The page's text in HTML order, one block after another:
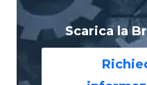
Scarica la